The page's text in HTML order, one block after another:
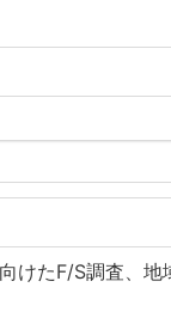
けたF/S調査、地